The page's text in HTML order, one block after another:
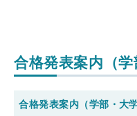
合格発表案内（学
合格発表案内（学部・大学